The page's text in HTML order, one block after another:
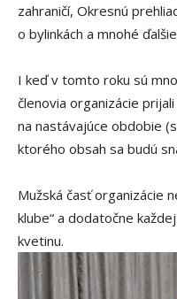
zahraničí, Okresnú
o bylinkách a mnohé
I keď v tomto roku sú
členovia organizácie
na nastávajúce obdobie
ktorého obsah sa budú
Mužská časť organizácie
klube“ a dodatočne
kvetinu.